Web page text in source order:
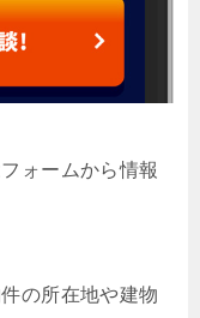
ォームから情報
の所在地や建物